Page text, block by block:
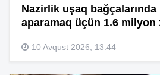
Nazirlik uşaq
aparamaq üçün 1.6 milyon
10 Avqust 2026, 13:44